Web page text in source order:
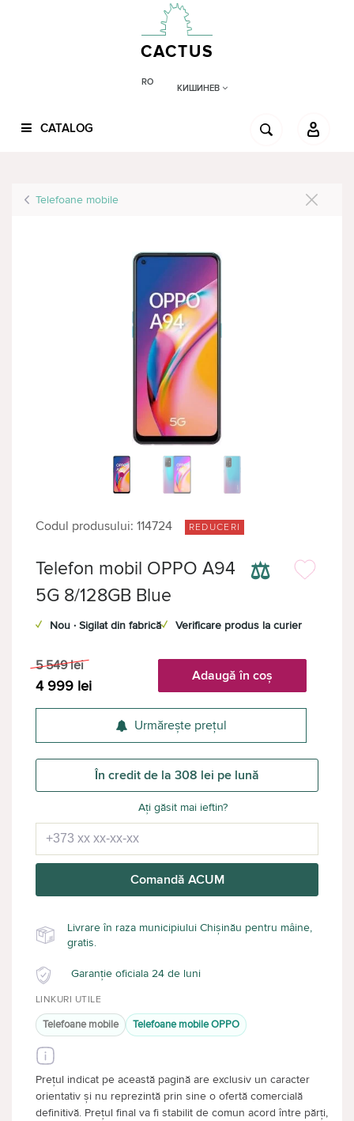
CACTUS
RO
КИШИНЕВ
CATALOG
Telefoane mobile
Codul produsului: 114724 REDUCERI
⚖
Telefon mobil OPPO A94
5G 8/128GB Blue
✓ Nou · Sigilat din fabrică✓ Verificare produs la curier
5 549 lei
4 999 lei
Adaugă în coș
Urmărește prețul
În credit de la 308 lei pe lună
Ați găsit mai ieftin?
Comandă ACUM
Livrare în raza municipiului Chișinău pentru mâine,
gratis.
Garanție oficiala 24 de luni
LINKURI UTILE
Telefoane mobile Telefoane mobile OPPO
Prețul indicat pe această pagină are exclusiv un caracter
orientativ și nu reprezintă prin sine o ofertă comercială
definitivă. Prețul final va fi stabilit de comun acord între părți,